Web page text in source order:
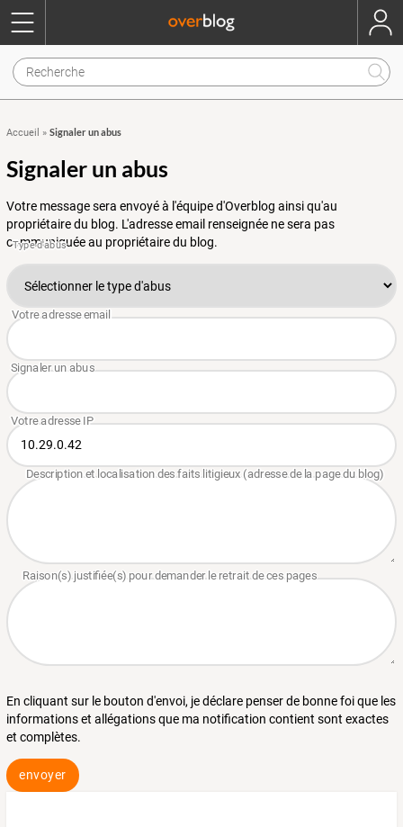
Accueil » Signaler un abus
Signaler un abus
Votre message sera envoyé à l'équipe d'Overblog ainsi qu'au
propriétaire du blog. L'adresse email renseignée ne sera pas
communiquée au propriétaire du blog.
En cliquant sur le bouton d'envoi, je déclare penser de bonne foi que les
informations et allégations que ma notification contient sont exactes
et complètes.
envoyer